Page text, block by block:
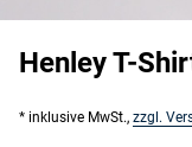
Henley T-
* inklusive MwSt., zzgl.